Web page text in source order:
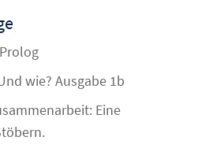
wie? Ausgabe 1b
Eine